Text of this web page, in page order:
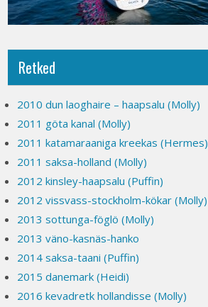
Retked
2010 dun laoghaire – haapsalu (Molly)
2011 göta kanal (Molly)
2011 katamaraaniga kreekas (Hermes)
2011 saksa-holland (Molly)
2012 kinsley-haapsalu (Puffin)
2012 vissvass-stockholm-kökar (Molly)
2013 sottunga-föglö (Molly)
2013 väno-kasnäs-hanko
2014 saksa-taani (Puffin)
2015 danemark (Heidi)
2016 kevadretk hollandisse (Molly)